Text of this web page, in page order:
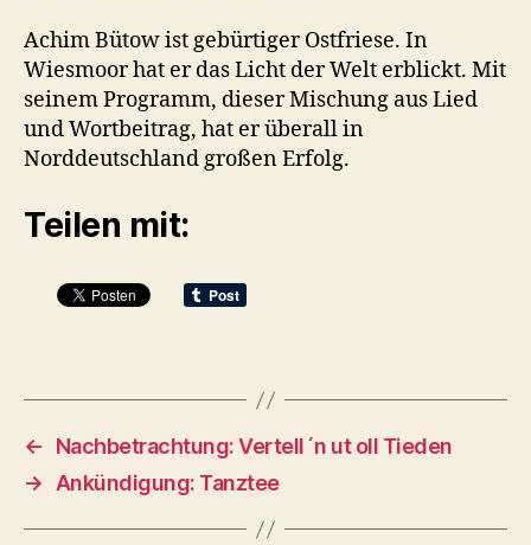
Achim Bütow ist gebürtiger Ostfriese. In
Wiesmoor hat er das Licht der Welt erblickt. Mit
seinem Programm, dieser Mischung aus Lied
und Wortbeitrag, hat er überall in
Norddeutschland großen Erfolg.
Teilen mit:
←
Nachbetrachtung: Vertell´n ut oll Tieden
→ Ankündigung: Tanztee